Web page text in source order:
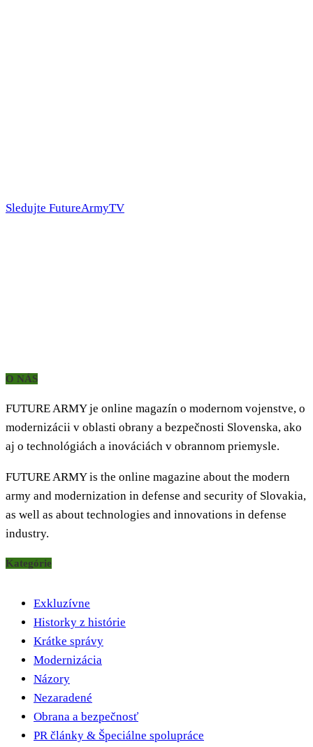
Sledujte FutureArmyTV
O NÁS
FUTURE ARMY je online magazín o modernom vojenstve, o
modernizácii v oblasti obrany a bezpečnosti Slovenska, ako
aj o technológiách a inováciách v obrannom priemysle.
FUTURE ARMY is the online magazine about the modern
army and modernization in defense and security of Slovakia,
as well as about technologies and innovations in defense
industry.
Kategórie
Exkluzívne
Historky z histórie
Krátke správy
Modernizácia
Názory
Nezaradené
Obrana a bezpečnosť
PR články & Špeciálne spolupráce